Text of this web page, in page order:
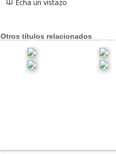
Echa un vistazo
Otros títulos relacionados